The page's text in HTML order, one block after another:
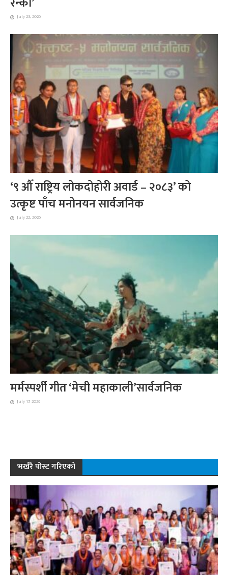
July 23, 2026
‘९ औँ राष्ट्रिय लोकदोहोरी अवार्ड – २०८३’ को
उत्कृष्ट पाँच मनोनयन सार्वजनिक
July 22, 2026
मर्मस्पर्शी गीत ‘मेची महाकाली’सार्वजनिक
July 17, 2026
भर्खरै पोस्ट गरिएको